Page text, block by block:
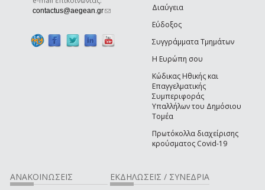
contactus@aegean.gr(link sends e-mail)Διαύγεια
Εύδοξος
Συγγράμματα Τμημάτων
Η Ευρώπη σου
Κώδικας Ηθικής και
Επαγγελματικής
Συμπεριφοράς
Υπαλλήλων του Δημόσιου
Τομέα
Πρωτόκολλα διαχείρισης
κρούσματος Covid-19
ΑΝΑΚΟΙΝΩΣΕΙΣ ΕΚΔΗΛΩΣΕΙΣ / ΣΥΝΕΔΡΙΑ